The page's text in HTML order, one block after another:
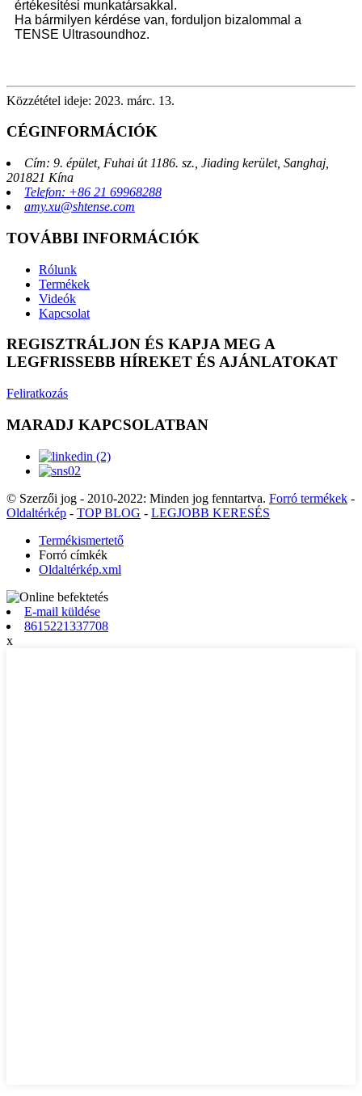
értékesítési munkatársakkal.
Ha bármilyen kérdése van, forduljon bizalommal a
TENSE Ultrasoundhoz.
Közzététel ideje: 2023. márc. 13.
CÉGINFORMÁCIÓK
Cím: 9. épület, Fuhai út 1186. sz., Jiading kerület, Sanghaj,
201821 Kína
Telefon: +86 21 69968288
amy.xu@shtense.com
TOVÁBBI INFORMÁCIÓK
Rólunk
Termékek
Videók
Kapcsolat
REGISZTRÁLJON ÉS KAPJA MEG A
LEGFRISSEBB HÍREKET ÉS AJÁNLATOKAT
Feliratkozás
MARADJ KAPCSOLATBAN
© Szerzői jog - 2010-2022: Minden jog fenntartva. Forró termékek -
Oldaltérkép - TOP BLOG - LEGJOBB KERESÉS
Termékismertető
Forró címkék
Oldaltérkép.xml
E-mail küldése
8615221337708
x